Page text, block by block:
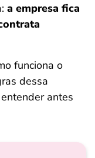
a empresa fica
funciona o
dessa
antes